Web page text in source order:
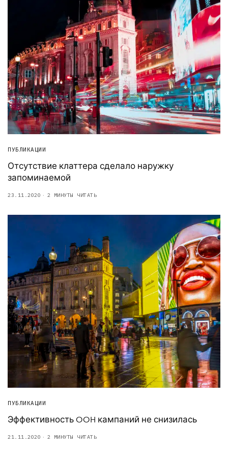
ПУБЛИКАЦИИ
Отсутствие клаттера сделало наружку
запоминаемой
23.11.2020 2 МИНУТЫ ЧИТАТЬ
ПУБЛИКАЦИИ
Эффективность OOH кампаний не снизилась
21.11.2020 2 МИНУТЫ ЧИТАТЬ